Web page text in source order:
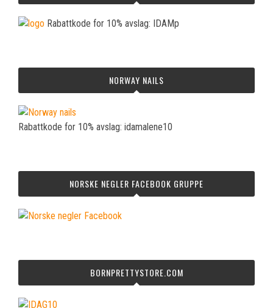
Rabattkode for 10% avslag: IDAMp
NORWAY NAILS
Rabattkode for 10% avslag: idamalene10
NORSKE NEGLER FACEBOOK GRUPPE
BORNPRETTYSTORE.COM